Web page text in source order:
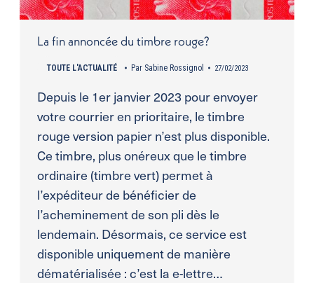
La fin annoncée du timbre rouge?
TOUTE L'ACTUALITÉ Par Sabine Rossignol 27/02/2023
Depuis le 1er janvier 2023 pour envoyer
votre courrier en prioritaire, le timbre
rouge version papier n’est plus disponible.
Ce timbre, plus onéreux que le timbre
ordinaire (timbre vert) permet à
l’expéditeur de bénéficier de
l’acheminement de son pli dès le
lendemain. Désormais, ce service est
disponible uniquement de manière
dématérialisée : c’est la e-lettre…